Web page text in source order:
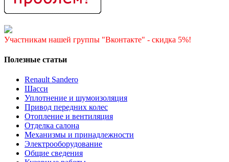
Участникам нашей группы "Вконтакте" - скидка 5%!
Полезные статьи
Renault Sandero
Шасси
Уплотнение и шумоизоляция
Привод передних колес
Отопление и вентиляция
Отделка салона
Механизмы и принадлежности
Электрооборудование
Общие сведения